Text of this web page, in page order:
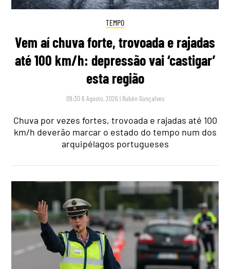
TEMPO
Vem aí chuva forte, trovoada e rajadas
até 100 km/h: depressão vai ‘castigar’
esta região
09:30 6 Agosto, 2026 | Rubén Gonçalves
Chuva por vezes fortes, trovoada e rajadas até 100
km/h deverão marcar o estado do tempo num dos
arquipélagos portugueses